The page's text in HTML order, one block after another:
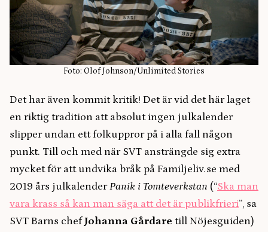
Foto: Olof Johnson/Unlimited Stories
Det har även kommit kritik! Det är vid det här laget
en riktig tradition att absolut ingen julkalender
slipper undan ett folkuppror på i alla fall någon
punkt. Till och med när SVT ansträngde sig extra
mycket för att undvika bråk på Familjeliv.se med
2019 års julkalenderPanik i Tomteverkstan (“Ska man
vara krass så kan man säga att det är publikfrieri”, sa
SVT Barns chefJohanna Gårdare till Nöjesguiden)